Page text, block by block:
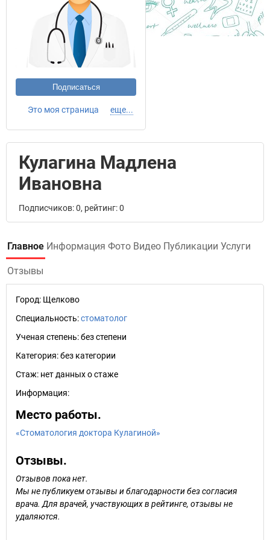
Подписаться
Это моя страница еще...
Кулагина Мадлена
Ивановна
Подписчиков: 0, рейтинг: 0
Главное Информация Фото Видео Публикации Услуги
Отзывы
Город: Щелково
Специальность:стоматолог
Ученая степень:без степени
Категория:без категории
Стаж: нет данных о стаже
Информация:
Место работы.
«Стоматология доктора Кулагиной»
Отзывы.
Отзывов пока нет.
Мы не публикуем отзывы и благодарности без согласия
врача. Для врачей, участвующих в рейтинге, отзывы не
удаляются.